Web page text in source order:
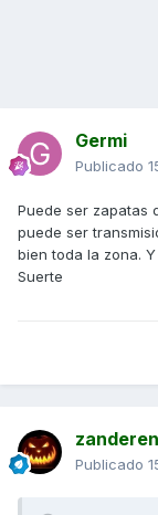
Germi
Publicado
Puede ser zapatas
puede ser
bien toda la zona.
Suerte
zanderen
Publicado